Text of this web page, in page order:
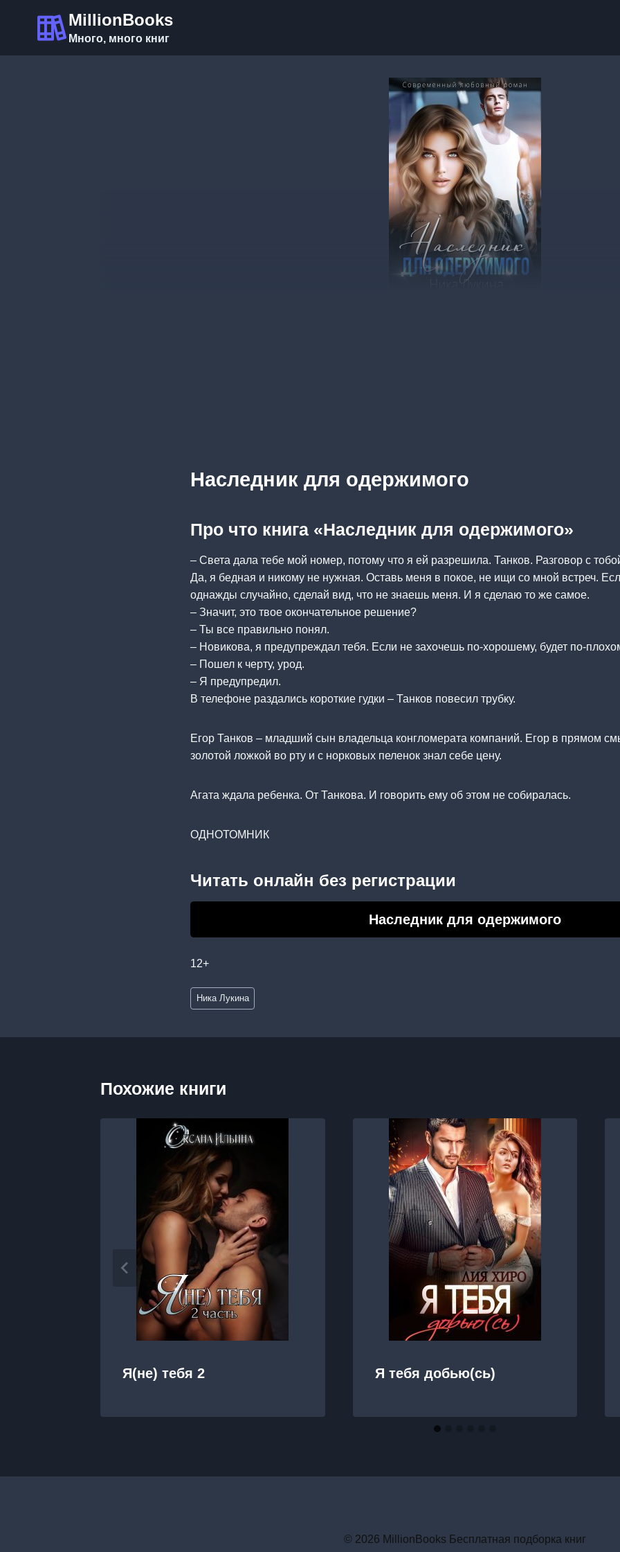
содержимому
MillionBooks
Много, много книг
Наследник для одержимого
Про что книга «Наследник для одержимого»
– Света дала тебе мой номер, потому что я ей разрешила. Танков. Разговор с
Да, я бедная и никому не нужная. Оставь меня в покое, не ищи со мной встреч.
однажды случайно, сделай вид, что не знаешь меня. И я сделаю то же самое.
– Значит, это твое окончательное решение?
– Ты все правильно понял.
– Новикова, я предупреждал тебя. Если не захочешь по-хорошему, будет по-
– Пошел к черту, урод.
– Я предупредил.
В телефоне раздались короткие гудки – Танков повесил трубку.
Егор Танков – младший сын владельца конгломерата компаний. Егор в прямом
золотой ложкой во рту и с норковых пеленок знал себе цену.
Агата ждала ребенка. От Танкова. И говорить ему об этом не собиралась.
ОДНОТОМНИК
Читать онлайн без регистрации
Наследник для одержимого
12+
Метки
записи:
Ника Лукина
Похожие книги
Я(не) тебя 2 Я тебя добью(сь)
© 2026 MillionBooks Бесплатная подборка книг